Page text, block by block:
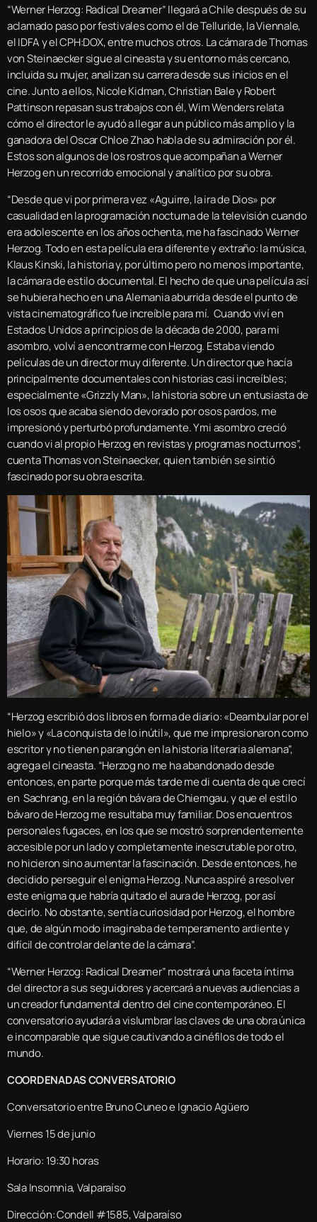
“Werner Herzog: Radical Dreamer” llegará a Chile después de su
aclamado paso por festivales como el de Telluride, la Viennale,
el IDFA y el CPH:DOX, entre muchos otros. La cámara de Thomas
von Steinaecker sigue al cineasta y su entorno más cercano,
incluida su mujer, analizan su carrera desde sus inicios en el
cine. Junto a ellos, Nicole Kidman, Christian Bale y Robert
Pattinson repasan sus trabajos con él, Wim Wenders relata
cómo el director le ayudó a llegar a un público más amplio y la
ganadora del Oscar Chloe Zhao habla de su admiración por él.
Estos son algunos de los rostros que acompañan a Werner
Herzog en un recorrido emocional y analítico por su obra.
“Desde que vi por primera vez «Aguirre, la ira de Dios» por
casualidad en la programación nocturna de la televisión cuando
era adolescente en los años ochenta, me ha fascinado Werner
Herzog. Todo en esta película era diferente y extraño: la música,
Klaus Kinski, la historia y, por último pero no menos importante,
la cámara de estilo documental. El hecho de que una película así
se hubiera hecho en una Alemania aburrida desde el punto de
vista cinematográfico fue increíble para mí. Cuando viví en
Estados Unidos a principios de la década de 2000, para mi
asombro, volví a encontrarme con Herzog. Estaba viendo
películas de un director muy diferente. Un director que hacía
principalmente documentales con historias casi increíbles;
especialmente «Grizzly Man», la historia sobre un entusiasta de
los osos que acaba siendo devorado por osos pardos, me
impresionó y perturbó profundamente. Y mi asombro creció
cuando vi al propio Herzog en revistas y programas nocturnos”,
cuenta Thomas von Steinaecker, quien también se sintió
fascinado por su obra escrita.
“Herzog escribió dos libros en forma de diario: «Deambular por el
hielo» y «La conquista de lo inútil», que me impresionaron como
escritor y no tienen parangón en la historia literaria alemana”,
agrega el cineasta. “Herzog no me ha abandonado desde
entonces, en parte porque más tarde me di cuenta de que crecí
en Sachrang, en la región bávara de Chiemgau, y que el estilo
bávaro de Herzog me resultaba muy familiar. Dos encuentros
personales fugaces, en los que se mostró sorprendentemente
accesible por un lado y completamente inescrutable por otro,
no hicieron sino aumentar la fascinación. Desde entonces, he
decidido perseguir el enigma Herzog. Nunca aspiré a resolver
este enigma que habría quitado el aura de Herzog, por así
decirlo. No obstante, sentía curiosidad por Herzog, el hombre
que, de algún modo imaginaba de temperamento ardiente y
difícil de controlar delante de la cámara”.
“Werner Herzog: Radical Dreamer” mostrará una faceta íntima
del director a sus seguidores y acercará a nuevas audiencias a
un creador fundamental dentro del cine contemporáneo. El
conversatorio ayudará a vislumbrar las claves de una obra única
e incomparable que sigue cautivando a cinéfilos de todo el
mundo.
COORDENADAS CONVERSATORIO
Conversatorio entre Bruno Cuneo e Ignacio Agüero
Viernes 15 de junio
Horario: 19:30 horas
Sala Insomnia, Valparaíso
Dirección: Condell #1585, Valparaíso